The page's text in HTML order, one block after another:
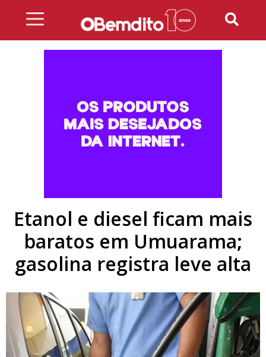
Etanol e diesel ficam mais
baratos em Umuarama;
gasolina registra leve alta